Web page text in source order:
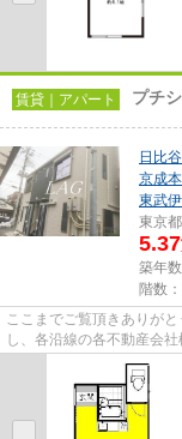
賃貸｜アパート プチ
日比
京成
東武
東京都
5.37
築年
階数
ここまでご覧頂きありが
し、各沿線の各不動産会
しております！最新の情報